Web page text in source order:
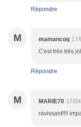
Répondre
M mamancoq
C'est très très
Répondre
M MARIE70 17/
ravissant!!!!